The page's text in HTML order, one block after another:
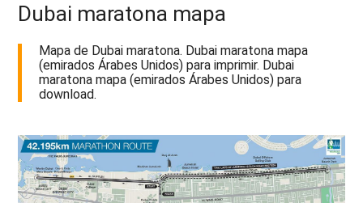
Dubai maratona mapa
Mapa de Dubai maratona. Dubai maratona mapa
(emirados Árabes Unidos) para imprimir. Dubai
maratona mapa (emirados Árabes Unidos) para
download.